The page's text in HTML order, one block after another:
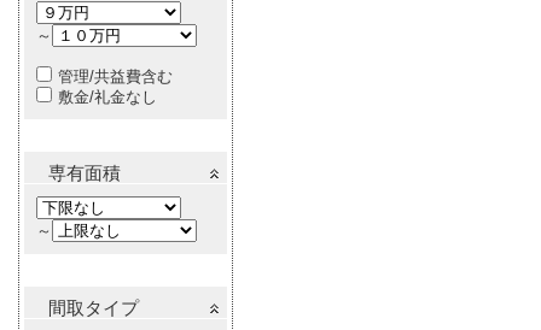
～
管理/共益費含む
敷金/礼金なし
専有面積
～
間取タイプ